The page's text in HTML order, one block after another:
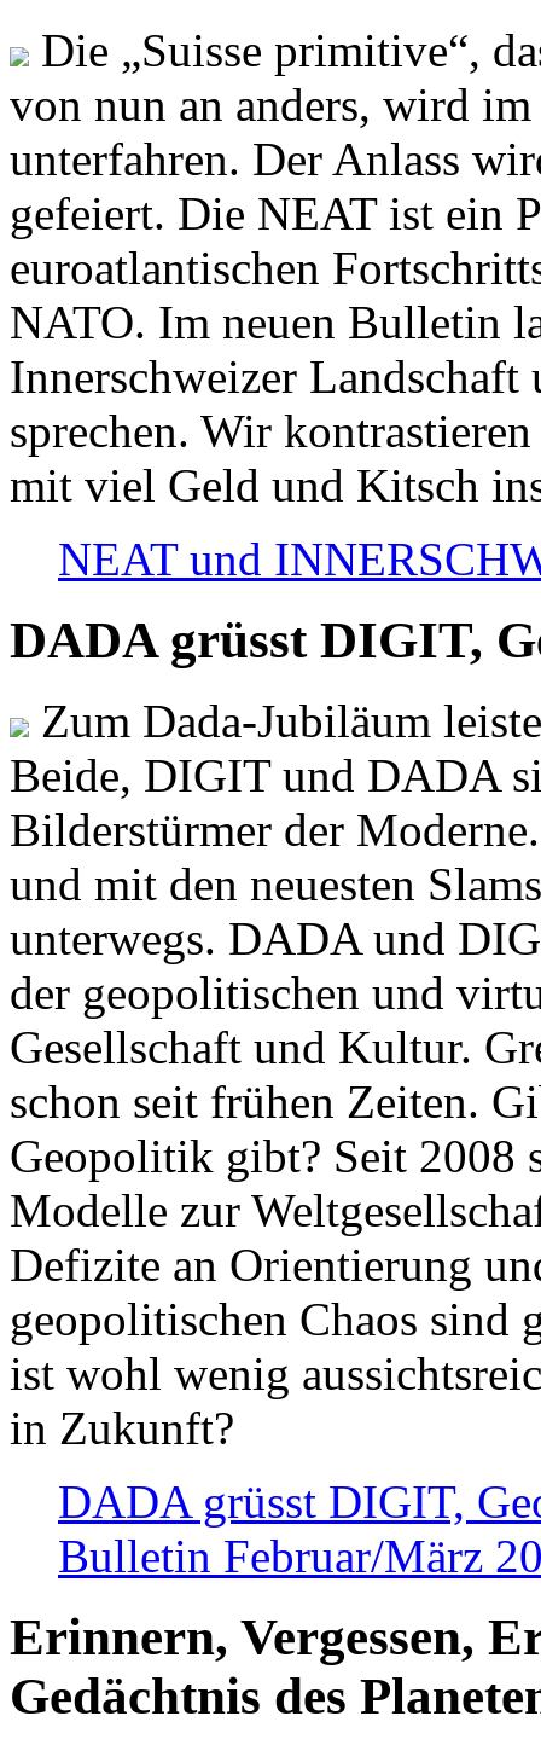
Die „Suisse primitive“,
von nun an anders, wird
unterfahren. Der Anlass
gefeiert. Die NEAT ist ein
euroatlantischen
NATO. Im neuen Bulletin
Innerschweizer
sprechen. Wir
mit viel Geld und Kitsch
NEAT und
DADA grüsst DIGIT,
Zum Dada-Jubiläum
Beide, DIGIT und DADA
Bilderstürmer der
und mit den neuesten
unterwegs. DADA und
der geopolitischen und
Gesellschaft und Kultur.
schon seit frühen Zeiten.
Geopolitik gibt? Seit 2008
Modelle zur
Defizite an Orientierung
geopolitischen Chaos sind
ist wohl wenig
in Zukunft?
DADA grüsst DIGIT,
Bulletin Februar/März
Erinnern, Vergessen,
Gedächtnis des